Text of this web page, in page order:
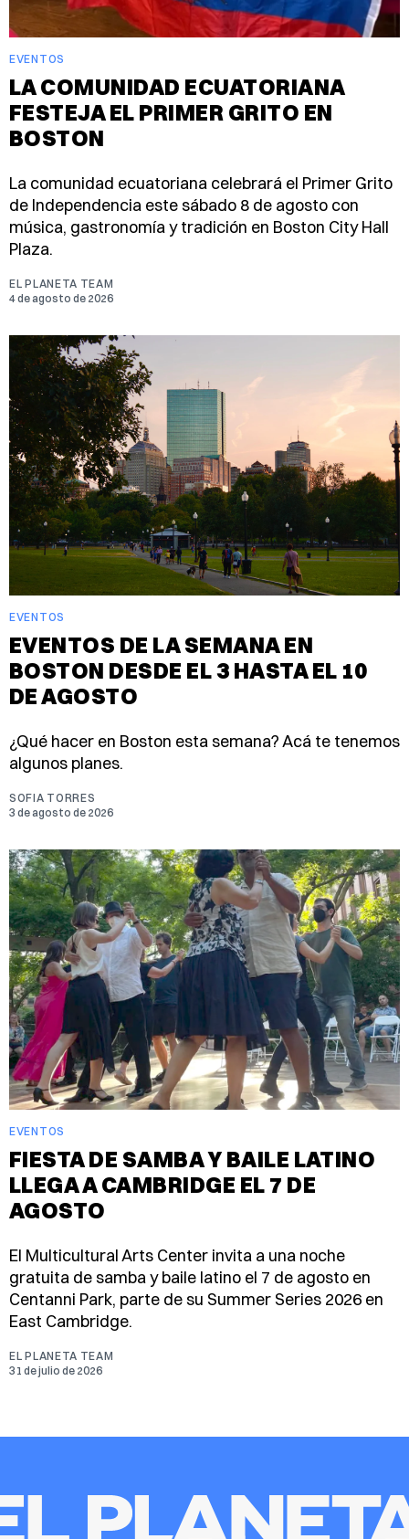
EVENTOS
LA COMUNIDAD ECUATORIANA
FESTEJA EL PRIMER GRITO EN
BOSTON
La comunidad ecuatoriana celebrará el Primer Grito
de Independencia este sábado 8 de agosto con
música, gastronomía y tradición en Boston City Hall
Plaza.
EL PLANETA TEAM
4 de agosto de 2026
EVENTOS
EVENTOS DE LA SEMANA EN
BOSTON DESDE EL 3 HASTA EL 10
DE AGOSTO
¿Qué hacer en Boston esta semana? Acá te tenemos
algunos planes.
SOFIA TORRES
3 de agosto de 2026
EVENTOS
FIESTA DE SAMBA Y BAILE LATINO
LLEGA A CAMBRIDGE EL 7 DE
AGOSTO
El Multicultural Arts Center invita a una noche
gratuita de samba y baile latino el 7 de agosto en
Centanni Park, parte de su Summer Series 2026 en
East Cambridge.
EL PLANETA TEAM
31 de julio de 2026